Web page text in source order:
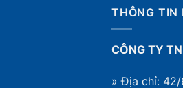
THÔNG TIN
CÔNG TY
» Địa chỉ: 42/